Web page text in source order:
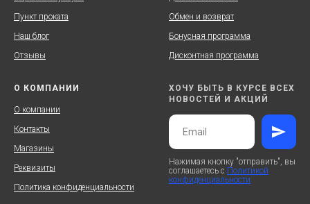
Пункт проката
Наш блог
Отзывы
Обмен и возврат
Бонусная программа
Дисконтная программа
О КОМПАНИИ
О компании
Контакты
Магазины
Реквизиты
Политика конфиденциальности
ХОЧУ БЫТЬ В КУРСЕ ВСЕХ
НОВОСТЕЙ И АКЦИЙ
Нажимая кнопку "отправить", вы
соглашаетесь с Политикой
конфиденциальности